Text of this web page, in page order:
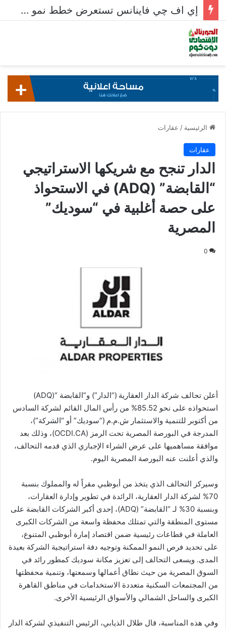
إي اف چي فاينانس تستعرض خطط نمو «بلد» لتعزيز حضورها في سوق تحويلات المصريين بالخارج
الرئيسية / عقارات
عقارات
الدار تنجح مع شريكها الاستراتيجي
“القابضة” (ADQ) في الاستحواذ
على حصة أغلبية في “سوديك”
المصرية
0
أعلن تحالف شركة الدار العقارية (“الدار”) و”القابضة “(ADQ)
استحواذه على نحو 85.52% من رأس المال القائم لشركة السادس
من أكتوبر للتنمية والاستثمار ش.م.م (“سوديك” أو “الشركة”)،
المدرجة في البورصة المصرية تحت الرمز (OCDI.CA)، وذلك بعد
موافقة مساهميها على عرض الشراء الإجباري الذي قدمه التحالف،
والذي أعلنت عنه البورصة المصرية اليوم.
وسيركز التحالف الذي يتخذ من أبوظبي مقراً له والمملوك بنسبة
70% لشركة الدار العقارية، الرائدة في تطوير وإدارة العقارات،
وبنسبة 30% لـ “القابضة” (ADQ)، إحدى أكبر الشركات القابضة على
مستوى المنطقة والتي تمتلك محفظة واسعة من الشركات الكبرى
العاملة في قطاعات رئيسية ضمن اقتصاد إمارة أبوظبي المتنوع،
على تحديد فرص النمو الممكنة وتوجيه دفة استراتيجية الشركة بعيدة
المدى. ويسعى التحالف إلى تعزيز مكانة سوديك كمطور رائد في
السوق المصرية من حيث نطاق أعمالها وسمعتها، وتنمية محفظتها
من المجتمعات السكنية متعددة الاستخدامات في مناطق القاهرة
الكبرى والساحل الشمالي والأسواق الرئيسية الأخرى.
وفي هذه المناسبة، قال طلال الذيابي، الرئيس التنفيذي لشركة الدار